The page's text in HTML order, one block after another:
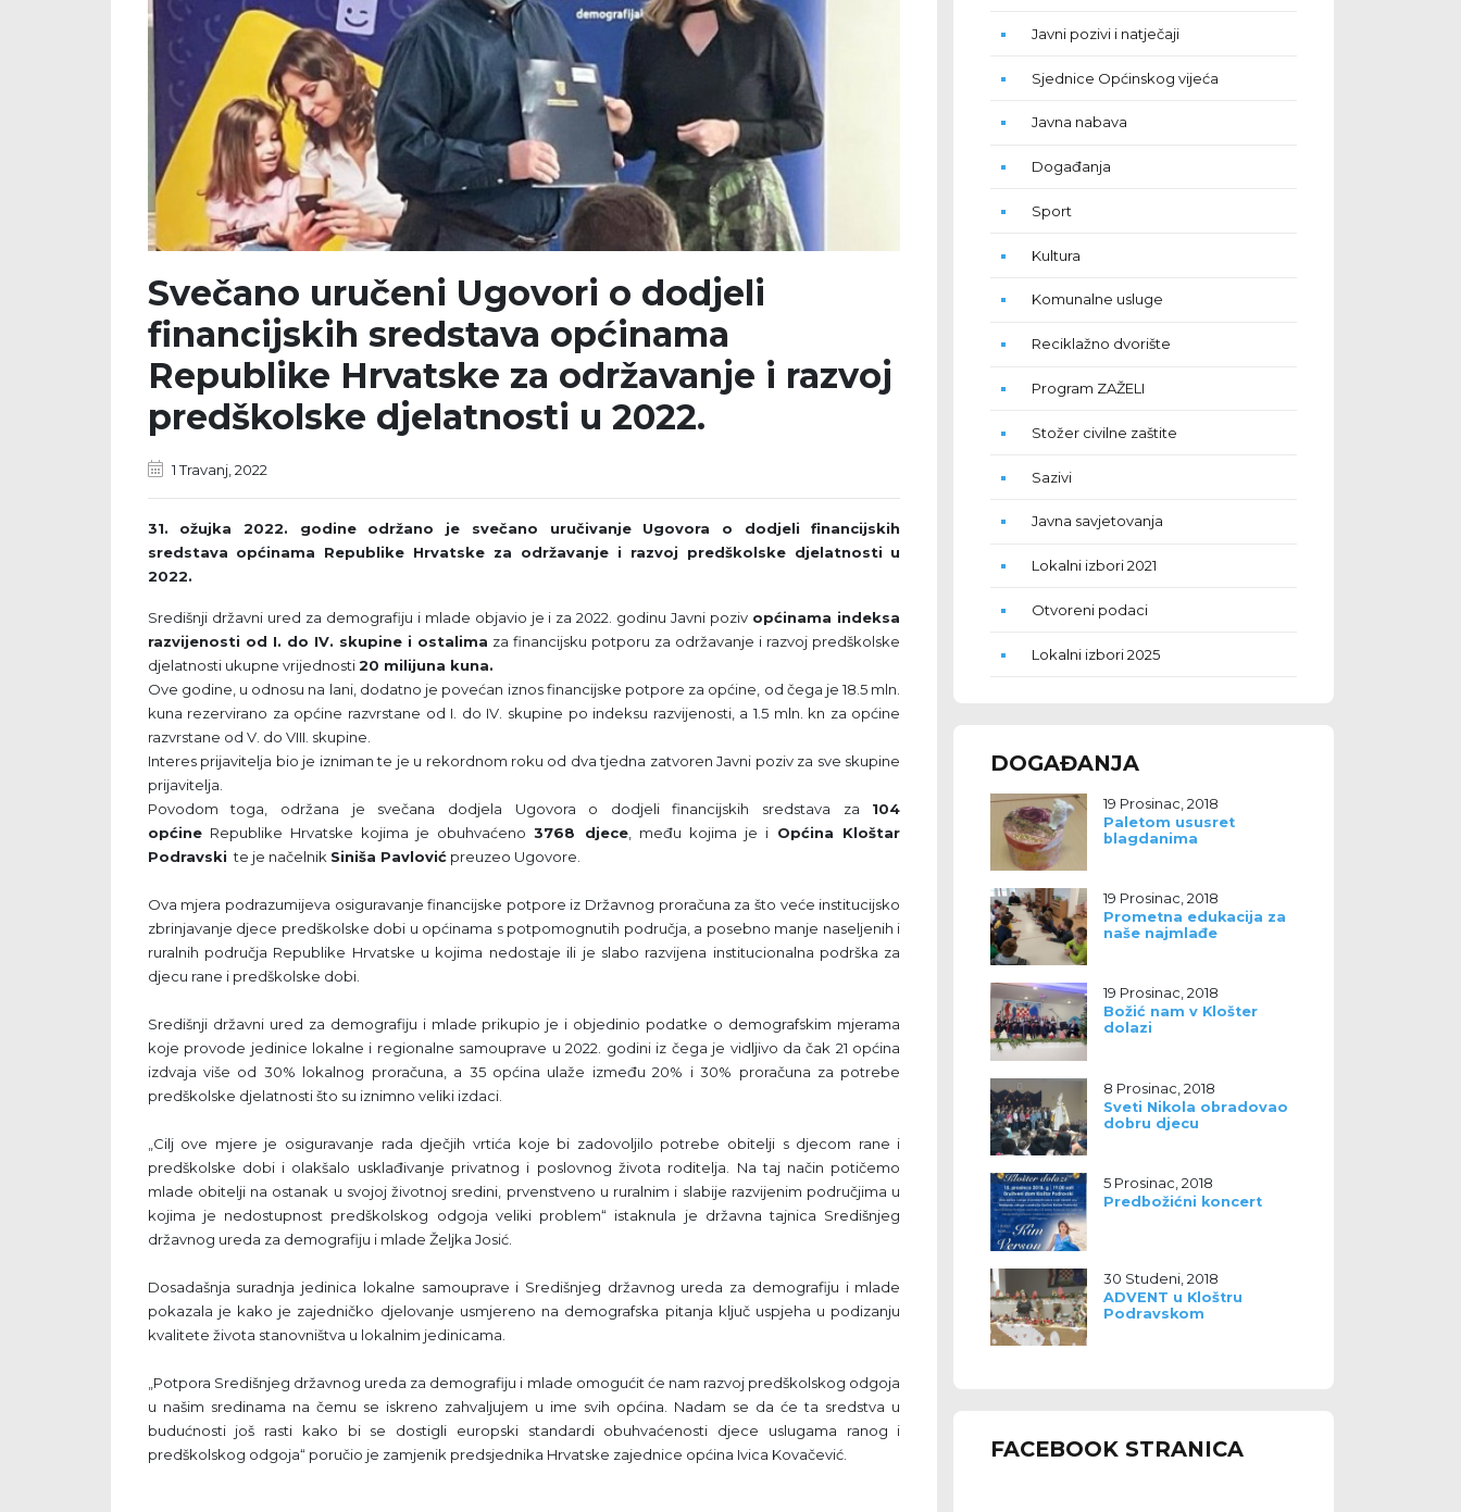
Svečano uručeni Ugovori o dodjeli
financijskih sredstava općinama
Republike Hrvatske za održavanje i razvoj
predškolske djelatnosti u 2022.
1 Travanj, 2022
31. ožujka 2022. godine održano je svečano uručivanje Ugovora o dodjeli financijskih
sredstava općinama Republike Hrvatske za održavanje i razvoj predškolske djelatnosti u
2022.
Središnji državni ured za demografiju i mlade objavio je i za 2022. godinu Javni poziv općinama indeksa
razvijenosti od I. do IV. skupine i ostalima za financijsku potporu za održavanje i razvoj predškolske
djelatnosti ukupne vrijednosti20 milijuna kuna.
Ove godine, u odnosu na lani, dodatno je povećan iznos financijske potpore za općine, od čega je 18.5 mln.
kuna rezervirano za općine razvrstane od I. do IV. skupine po indeksu razvijenosti, a 1.5 mln. kn za općine
razvrstane od V. do VIII. skupine.
Interes prijavitelja bio je izniman te je u rekordnom roku od dva tjedna zatvoren Javni poziv za sve skupine
prijavitelja.
Povodom toga, održana je svečana dodjela Ugovora o dodjeli financijskih sredstava za 104
općineRepublike Hrvatske kojima je obuhvaćeno3768 djece, među kojima je i Općina Kloštar
Podravski te je načelnik Siniša Pavlovićpreuzeo Ugovore.
Ova mjera podrazumijeva osiguravanje financijske potpore iz Državnog proračuna za što veće institucijsko
zbrinjavanje djece predškolske dobi u općinama s potpomognutih područja, a posebno manje naseljenih i
ruralnih područja Republike Hrvatske u kojima nedostaje ili je slabo razvijena institucionalna podrška za
djecu rane i predškolske dobi.
Središnji državni ured za demografiju i mlade prikupio je i objedinio podatke o demografskim mjerama
koje provode jedinice lokalne i regionalne samouprave u 2022. godini iz čega je vidljivo da čak 21 općina
izdvaja više od 30% lokalnog proračuna, a 35 općina ulaže između 20% i 30% proračuna za potrebe
predškolske djelatnosti što su iznimno veliki izdaci.
„Cilj ove mjere je osiguravanje rada dječjih vrtića koje bi zadovoljilo potrebe obitelji s djecom rane i
predškolske dobi i olakšalo usklađivanje privatnog i poslovnog života roditelja. Na taj način potičemo
mlade obitelji na ostanak u svojoj životnoj sredini, prvenstveno u ruralnim i slabije razvijenim područjima u
kojima je nedostupnost predškolskog odgoja veliki problem“ istaknula je državna tajnica Središnjeg
državnog ureda za demografiju i mlade Željka Josić.
Dosadašnja suradnja jedinica lokalne samouprave i Središnjeg državnog ureda za demografiju i mlade
pokazala je kako je zajedničko djelovanje usmjereno na demografska pitanja ključ uspjeha u podizanju
kvalitete života stanovništva u lokalnim jedinicama.
„Potpora Središnjeg državnog ureda za demografiju i mlade omogućit će nam razvoj predškolskog odgoja
u našim sredinama na čemu se iskreno zahvaljujem u ime svih općina. Nadam se da će ta sredstva u
budućnosti još rasti kako bi se dostigli europski standardi obuhvaćenosti djece uslugama ranog i
predškolskog odgoja“ poručio je zamjenik predsjednika Hrvatske zajednice općina Ivica Kovačević.
Javni pozivi i natječaji
Sjednice Općinskog vijeća
Javna nabava
Događanja
Sport
Kultura
Komunalne usluge
Reciklažno dvorište
Program ZAŽELI
Stožer civilne zaštite
Sazivi
Javna savjetovanja
Lokalni izbori 2021
Otvoreni podaci
Lokalni izbori 2025
DOGAĐANJA
19 Prosinac, 2018
Paletom ususret
blagdanima
19 Prosinac, 2018
Prometna edukacija za
naše najmlađe
19 Prosinac, 2018
Božić nam v Klošter
dolazi
8 Prosinac, 2018
Sveti Nikola obradovao
dobru djecu
5 Prosinac, 2018
Predbožićni koncert
30 Studeni, 2018
ADVENT u Kloštru
Podravskom
FACEBOOK STRANICA